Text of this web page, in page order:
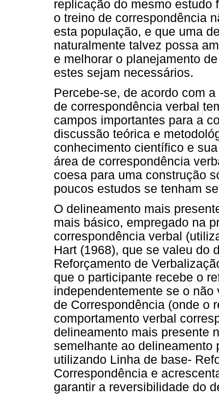
replicação do mesmo estudo
o treino de correspondência
esta população, e que uma
naturalmente talvez possa
e melhorar o planejamento
estes sejam necessários.
Percebe-se, de acordo com a
de correspondência verbal
campos importantes para a
discussão teórica e
conhecimento científico e
área de correspondência
coesa para uma construção
poucos estudos se tenham
O delineamento mais
mais básico, empregado na
correspondência verbal
Hart (1968), que se valeu do
Reforçamento de
que o participante recebe o
independentemente se o
de Correspondência (onde o
comportamento verbal
delineamento mais presente
semelhante ao delineamento
utilizando Linha de base-
Correspondência e
garantir a reversibilidade do